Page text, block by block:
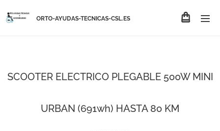
ORTO-AYUDAS-TECNICAS-CSL.ES
SCOOTER ELECTRICO PLEGABLE 500W MINI
URBAN (691wh) HASTA 80 KM